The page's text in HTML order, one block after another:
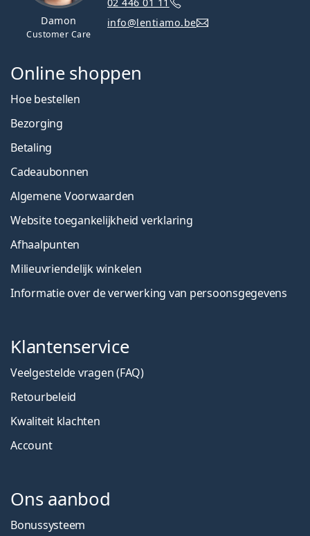
Damon
Customer Care
02 446 01 11
info@lentiamo.be
Online shoppen
Hoe bestellen
Bezorging
Betaling
Cadeaubonnen
Algemene Voorwaarden
Website toegankelijkheid verklaring
Afhaalpunten
Milieuvriendelijk winkelen
Informatie over de verwerking van persoonsgegevens
Klantenservice
Veelgestelde vragen (FAQ)
Retourbeleid
Kwaliteit klachten
Account
Ons aanbod
Bonussysteem